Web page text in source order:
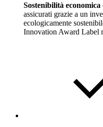
Sostenibilità economica
assicurati grazie a un
ecologicamente
Innovation Award Label